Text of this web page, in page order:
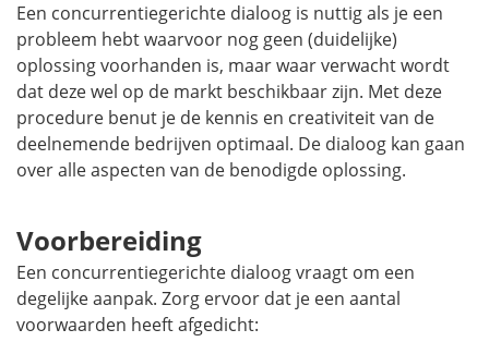
Een concurrentiegerichte dialoog is nuttig als je een
probleem hebt waarvoor nog geen (duidelijke)
oplossing voorhanden is, maar waar verwacht wordt
dat deze wel op de markt beschikbaar zijn. Met deze
procedure benut je de kennis en creativiteit van de
deelnemende bedrijven optimaal. De dialoog kan gaan
over alle aspecten van de benodigde oplossing.
Voorbereiding
Een concurrentiegerichte dialoog vraagt om een
degelijke aanpak. Zorg ervoor dat je een aantal
voorwaarden heeft afgedicht: